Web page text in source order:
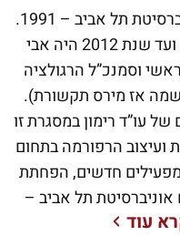
בוגר משפטים אוניברסיטת תל אביב – 1991.
החל משנת 2000 ועד שנת 2012 היה אבי
וסמנכ”ל הרגולציה
אז מירס תקשורת).
של עו”ד רימון במסגרת זו
ועיצוב הרפורמה בתחום
חדשים, הפחתת
תל אביב –
עוד